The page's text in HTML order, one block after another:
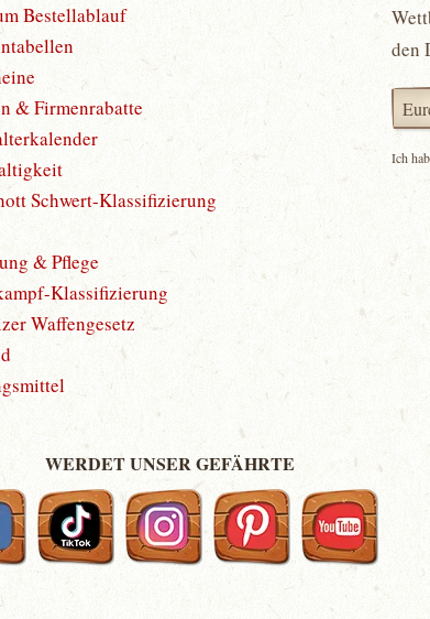
Bestellablauf
& Firmenrabatte
Schwert-Klassifizierung
& Pflege
Klassifizierung
Waffengesetz
den
Ich
WERDET UNSER GEFÄHRTE